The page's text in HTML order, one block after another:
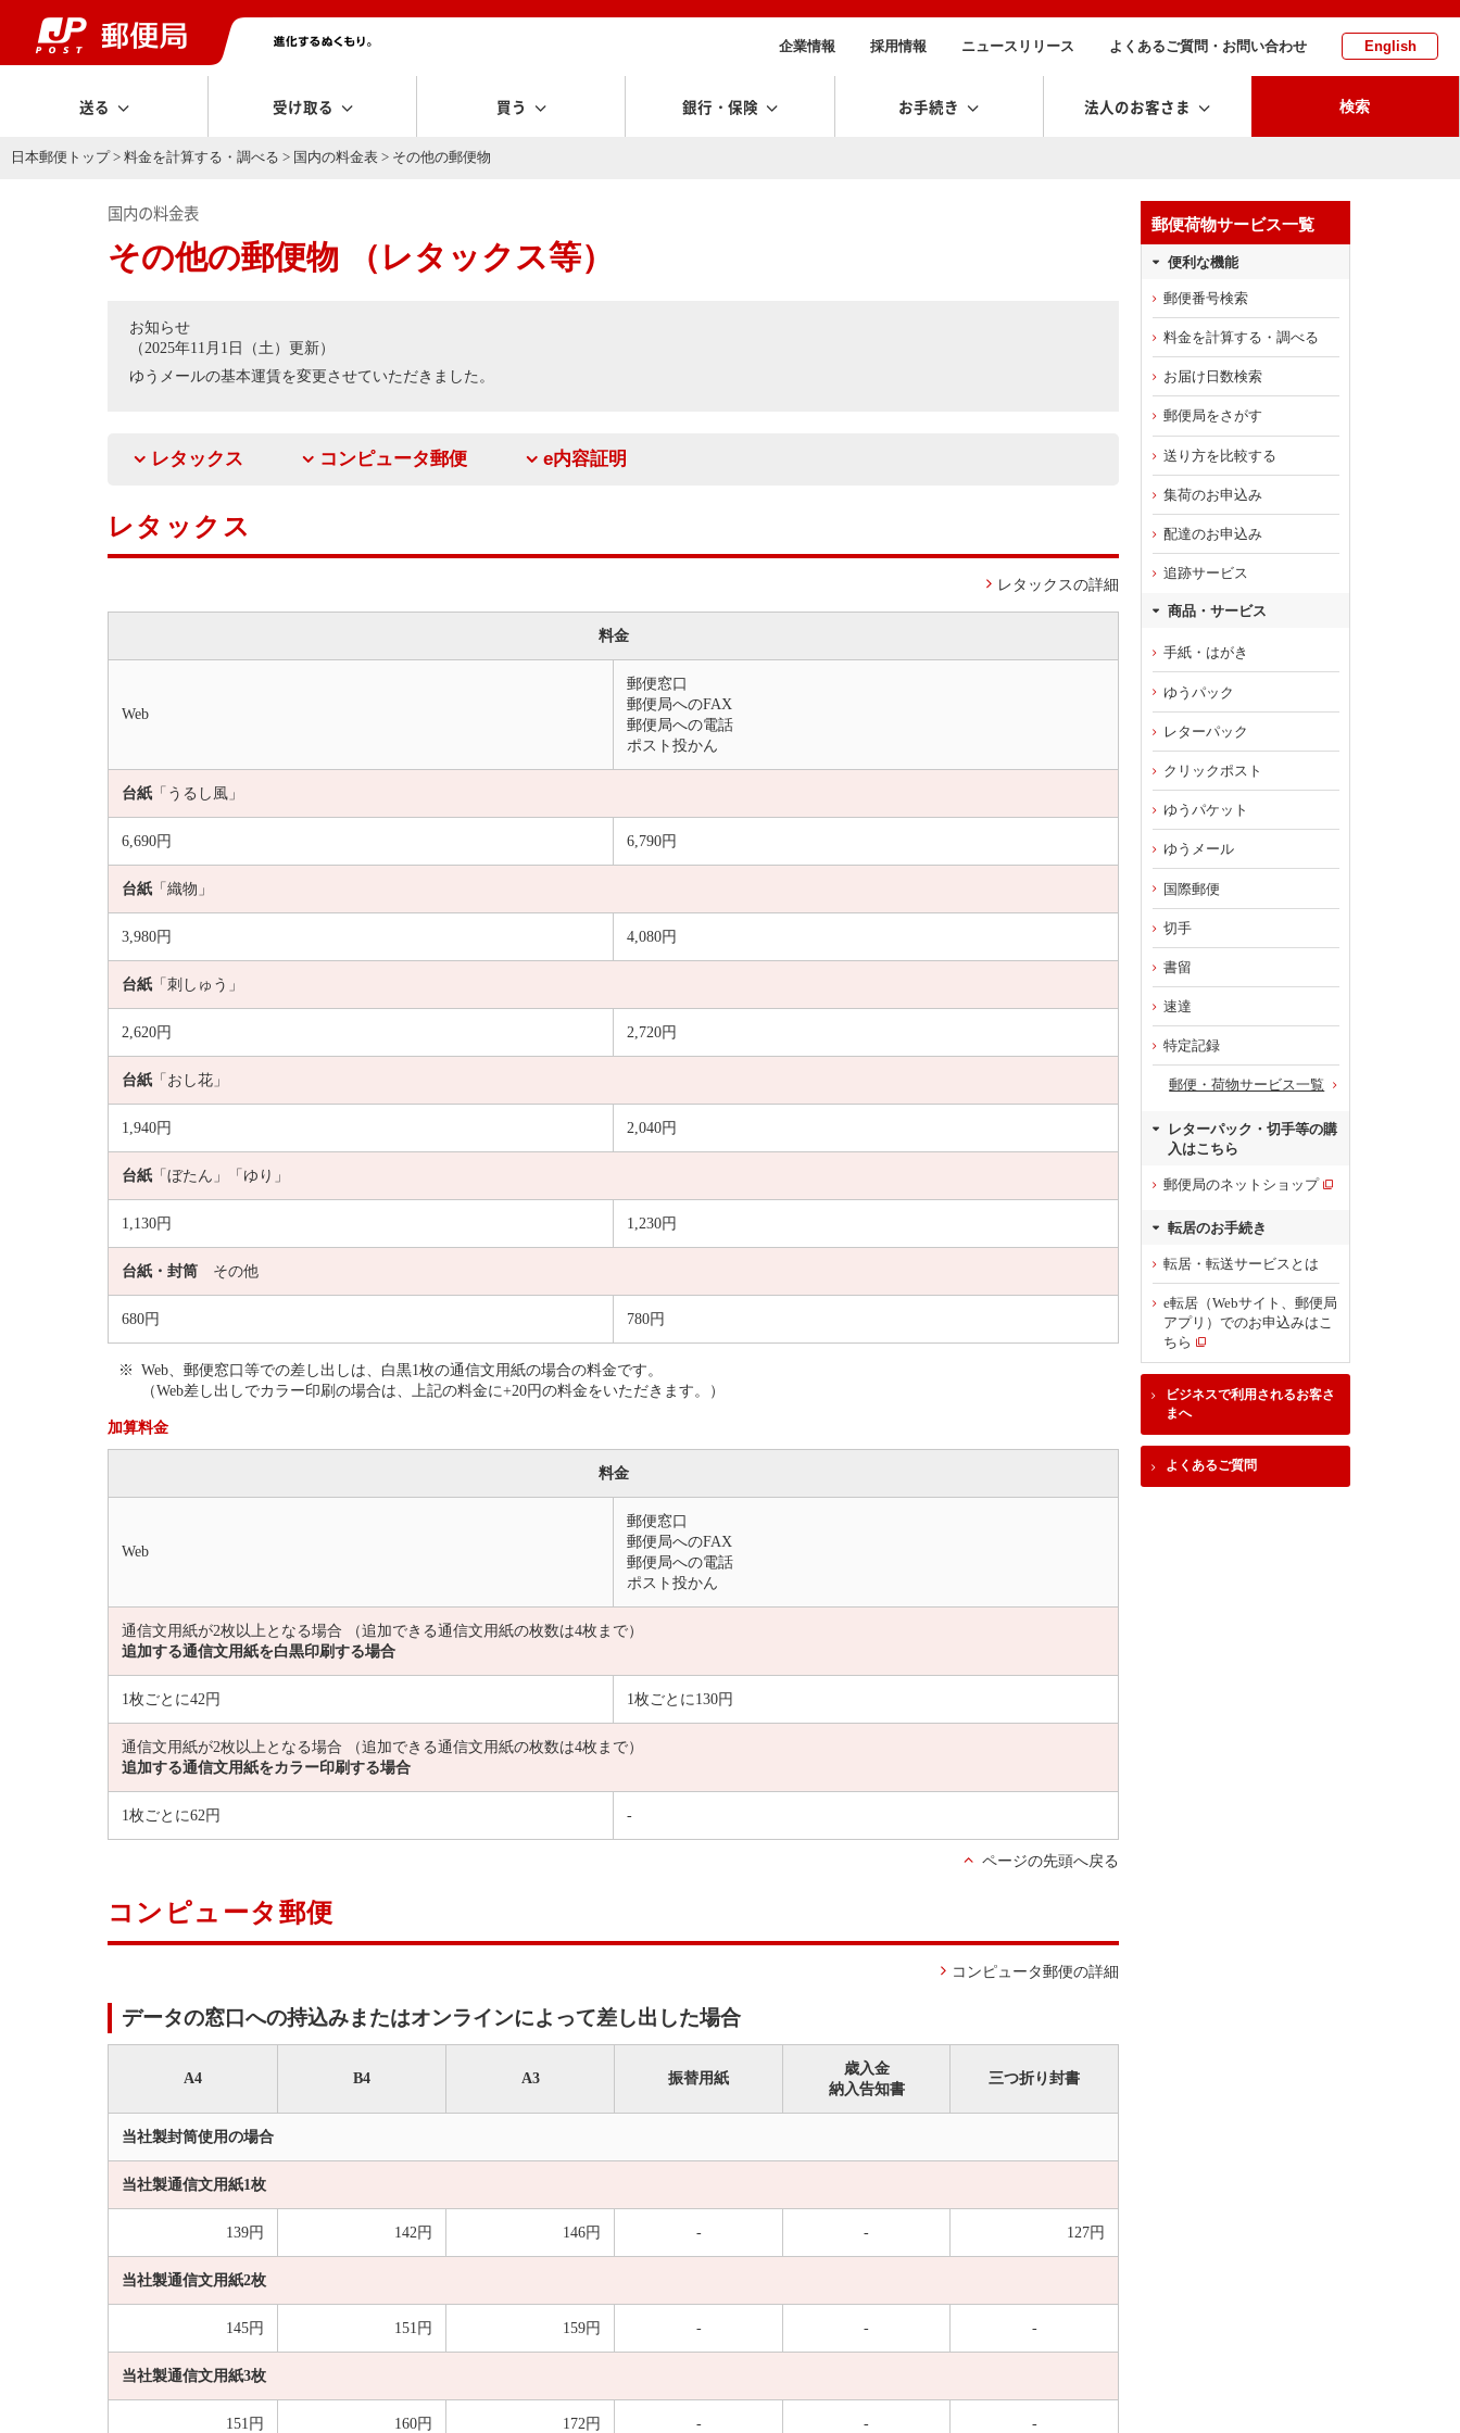
企業情報 採用情報 ニュースリリース よくあるご質問・お問い合わせ English
送る 受け取る 買う 銀行・保険 お手続き 法人のお客さま 検索
日本郵便トップ>料金を計算する・調べる > 国内の料金表 > その他の郵便物
国内の料金表
その他の郵便物 （レタックス等）
お知らせ
（2025年11月1日（土）更新）
ゆうメールの基本運賃を変更させていただきました。
レタックス コンピュータ郵便 e内容証明
レタックス
レタックスの詳細
料金
Web
郵便窓口
郵便局へのFAX
郵便局への電話
ポスト投かん
台紙 「うるし風」
6,690円 6,790円
台紙 「織物」
3,980円 4,080円
台紙 「刺しゅう」
2,620円 2,720円
台紙 「おし花」
1,940円 2,040円
台紙 「ぼたん」「ゆり」
1,130円 1,230円
台紙・封筒 その他
680円 780円
Web、郵便窓口等での差し出しは、白黒1枚の通信文用紙の場合の料金です。
（Web差し出しでカラー印刷の場合は、上記の料金に+20円の料金をいただきます。）
加算料金
料金
Web
郵便窓口
郵便局へのFAX
郵便局への電話
ポスト投かん
通信文用紙が2枚以上となる場合 （追加できる通信文用紙の枚数は4枚まで）
追加する通信文用紙を白黒印刷する場合
1枚ごとに42円 1枚ごとに130円
通信文用紙が2枚以上となる場合 （追加できる通信文用紙の枚数は4枚まで）
追加する通信文用紙をカラー印刷する場合
1枚ごとに62円 -
ページの先頭へ戻る
コンピュータ郵便
コンピュータ郵便の詳細
データの窓口への持込みまたはオンラインによって差し出した場合
A4 B4 A3 振替用紙
歳入金
納入告知書
三つ折り封書
当社製封筒使用の場合
当社製通信文用紙1枚
139円 142円 146円 - - 127円
当社製通信文用紙2枚
145円 151円 159円 - - -
当社製通信文用紙3枚
151円 160円 172円 - - -
郵便荷物サービス一覧
便利な機能
郵便番号検索
料金を計算する・調べる
お届け日数検索
郵便局をさがす
送り方を比較する
集荷のお申込み
配達のお申込み
追跡サービス
商品・サービス
手紙・はがき
ゆうパック
レターパック
クリックポスト
ゆうパケット
ゆうメール
国際郵便
切手
書留
速達
特定記録
郵便・荷物サービス一覧
レターパック・切手等の購
入はこちら
郵便局のネットショップ
転居のお手続き
転居・転送サービスとは
e転居（Webサイト、郵便局
アプリ）でのお申込みはこ
ちら
ビジネスで利用されるお客さ
まへ
よくあるご質問